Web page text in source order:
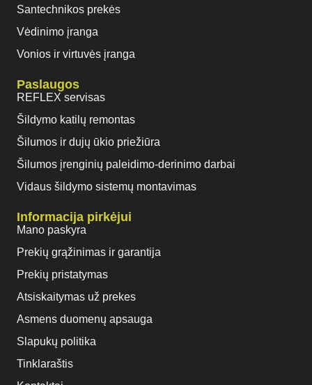
Santechnikos prekės
Vėdinimo įranga
Vonios ir virtuvės įranga
Paslaugos
REFLEX servisas
Šildymo katilų remontas
Šilumos ir dujų ūkio priežiūra
Šilumos įrenginių paleidimo-derinimo darbai
Vidaus šildymo sistemų montavimas
Informacija pirkėjui
Mano paskyra
Prekių grąžinimas ir garantija
Prekių pristatymas
Atsiskaitymas už prekes
Asmens duomenų apsauga
Slapukų politika
Tinklaraštis